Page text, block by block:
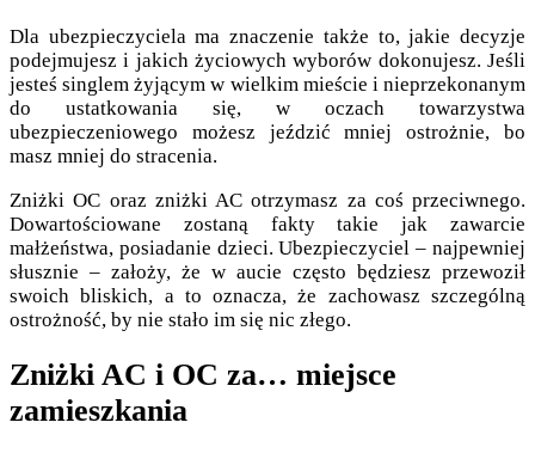
Dla ubezpieczyciela ma znaczenie także to, jakie decyzje
podejmujesz i jakich życiowych wyborów dokonujesz. Jeśli
jesteś singlem żyjącym w wielkim mieście i nieprzekonanym
do ustatkowania się, w oczach towarzystwa
ubezpieczeniowego możesz jeździć mniej ostrożnie, bo
masz mniej do stracenia.
Zniżki OC oraz zniżki AC otrzymasz za coś przeciwnego.
Dowartościowane zostaną fakty takie jak zawarcie
małżeństwa, posiadanie dzieci. Ubezpieczyciel – najpewniej
słusznie – założy, że w aucie często będziesz przewoził
swoich bliskich, a to oznacza, że zachowasz szczególną
ostrożność, by nie stało im się nic złego.
Zniżki AC i OC za… miejsce
zamieszkania